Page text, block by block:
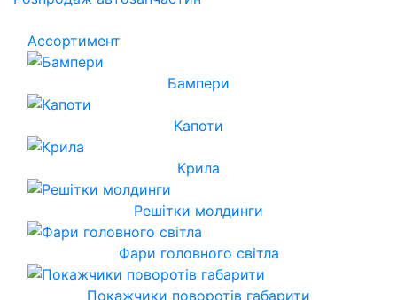
Ассортимент
Бампери
Капоти
Крила
Решітки молдинги
Фари головного світла
Покажчики поворотів габарити